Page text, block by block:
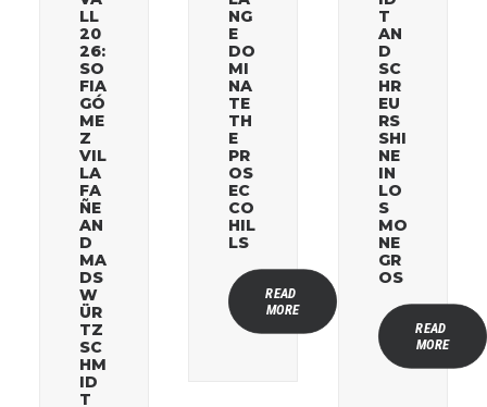
T
AN
D
SC
HR
EU
RS
SHI
NE
IN
LO
S
MO
NE
GR
OS
READ
MORE
NG
E
DO
MI
NA
TE
TH
E
PR
OS
EC
CO
HIL
LS
READ
MORE
LL
20
26:
SO
FIA
GÓ
ME
Z
VIL
LA
FA
ÑE
AN
D
MA
DS
W
ÜR
TZ
SC
HM
ID
T